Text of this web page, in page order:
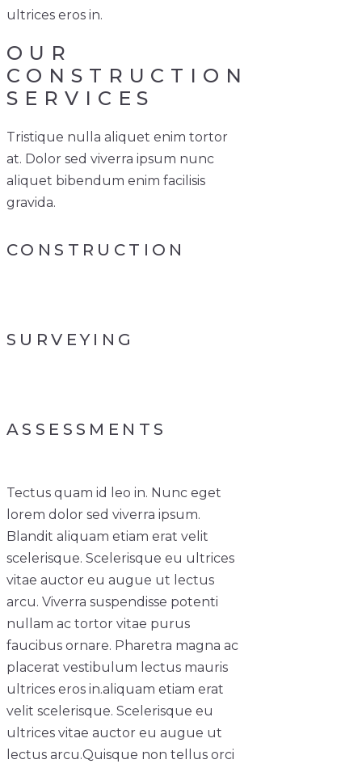
ultrices eros in.
OUR
CONSTRUCTION
SERVICES
Tristique nulla aliquet enim tortor
at. Dolor sed viverra ipsum nunc
aliquet bibendum enim facilisis
gravida.
CONSTRUCTION
SURVEYING
ASSESSMENTS
Tectus quam id leo in. Nunc eget
lorem dolor sed viverra ipsum.
Blandit aliquam etiam erat velit
scelerisque. Scelerisque eu ultrices
vitae auctor eu augue ut lectus
arcu. Viverra suspendisse potenti
nullam ac tortor vitae purus
faucibus ornare. Pharetra magna ac
placerat vestibulum lectus mauris
ultrices eros in.aliquam etiam erat
velit scelerisque. Scelerisque eu
ultrices vitae auctor eu augue ut
lectus arcu.Quisque non tellus orci